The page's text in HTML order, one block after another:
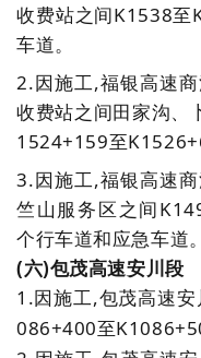
收费站之间K1538至
车道。
2.因施工,福银高速
收费站之间田家沟、
1524+159至
3.因施工,福银高速
竺山服务区之间
个行车道和应急车道。
(六)包茂高速安川段
1.因施工,包茂高速
086+400至